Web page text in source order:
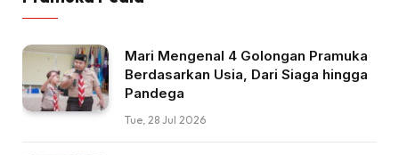
Mari Mengenal 4 Golongan Pramuka
Berdasarkan Usia, Dari Siaga hingga
Pandega
Tue, 28 Jul 2026